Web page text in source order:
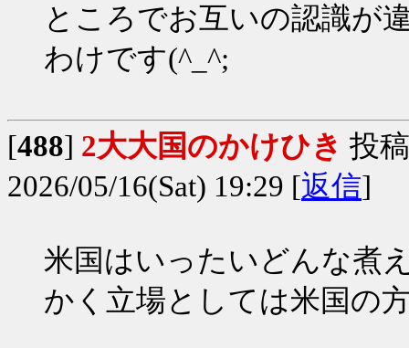
ところでお互いの認識が
わけです(^_^;
[488] 2大大国のかけひき 投
2026/05/16(Sat) 19:29 [返信]
米国はいったいどんな煮
かく立場としては米国の